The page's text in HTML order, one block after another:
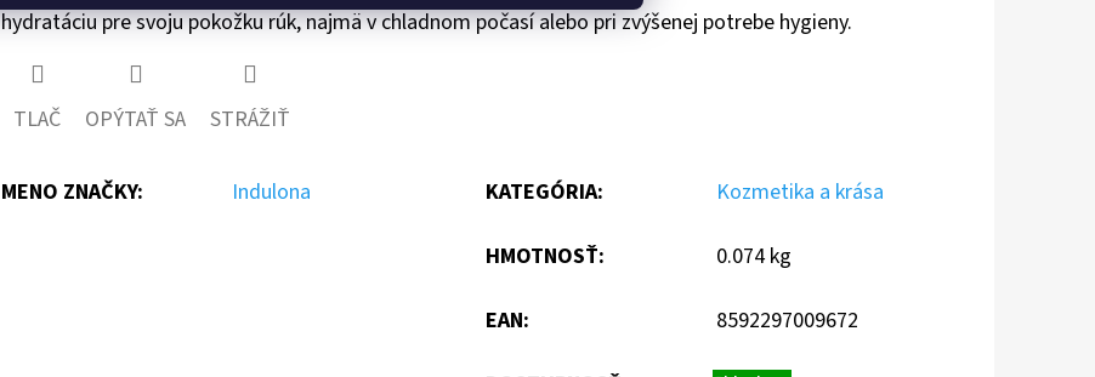
hydratáciu pre svoju pokožku rúk, najmä v chladnom počasí alebo pri zvýšenej potrebe hygieny.
TLAČ OPÝTAŤ SA STRÁŽIŤ
MENO ZNAČKY: Indulona KATEGÓRIA: Kozmetika a krása
HMOTNOSŤ: 0.074 kg
EAN: 8592297009672